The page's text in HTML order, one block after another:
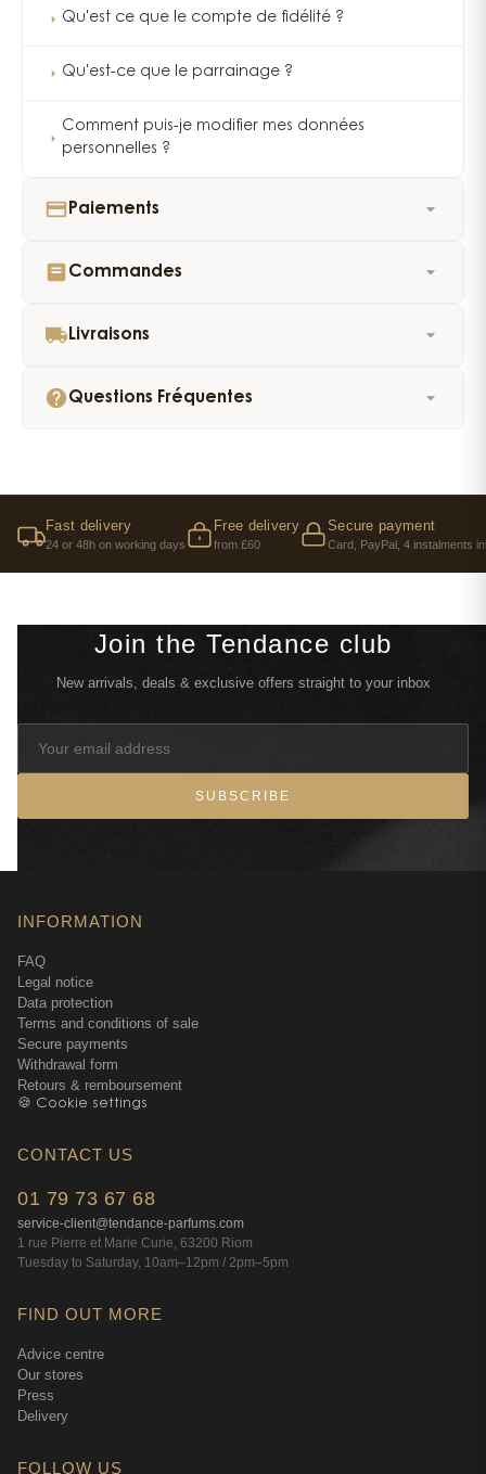
Qu'est ce que le compte de fidélité ?
Qu'est-ce que le parrainage ?
Comment puis-je modifier mes données
personnelles ?
Paiements
Commandes
Livraisons
Questions Fréquentes
Fast delivery
24 or 48h on working days
Free delivery
from £60
Secure payment
Card, PayPal, 4 instalments
Join the Tendance club
New arrivals, deals & exclusive offers straight to your inbox
SUBSCRIBE
INFORMATION
FAQ
Legal notice
Data protection
Terms and conditions of sale
Secure payments
Withdrawal form
Retours & remboursement
🍪 Cookie settings
CONTACT US
01 79 73 67 68
service-client@tendance-parfums.com
1 rue Pierre et Marie Curie, 63200 Riom
Tuesday to Saturday, 10am–12pm / 2pm–5pm
FIND OUT MORE
Advice centre
Our stores
Press
Delivery
FOLLOW US